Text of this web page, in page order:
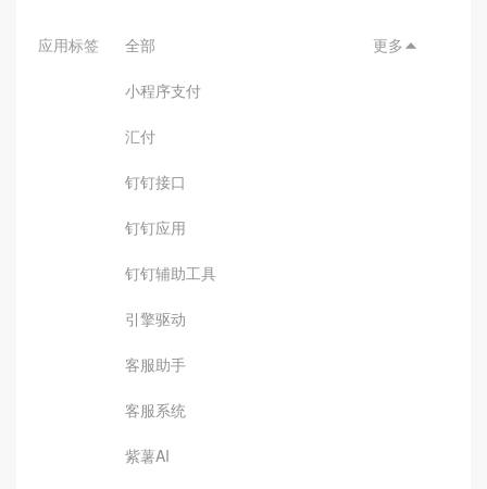
应用标签 全部
小程序支付
汇付
钉钉接口
钉钉应用
钉钉辅助工具
引擎驱动
客服助手
客服系统
紫薯AI
更多 